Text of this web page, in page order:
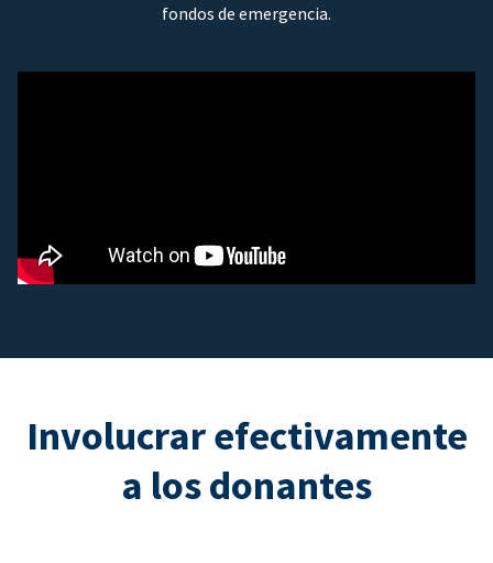
fondos de emergencia.
Involucrar efectivamente
a los donantes